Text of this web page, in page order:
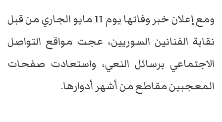
ومع إعلان خبر وفاتها يوم 11 مايو الجاري من قبل
نقابة الفنانين السوريين، عجت مواقع التواصل
الاجتماعي برسائل النعي، واستعادت صفحات
المعجبين مقاطع من أشهر أدوارها.